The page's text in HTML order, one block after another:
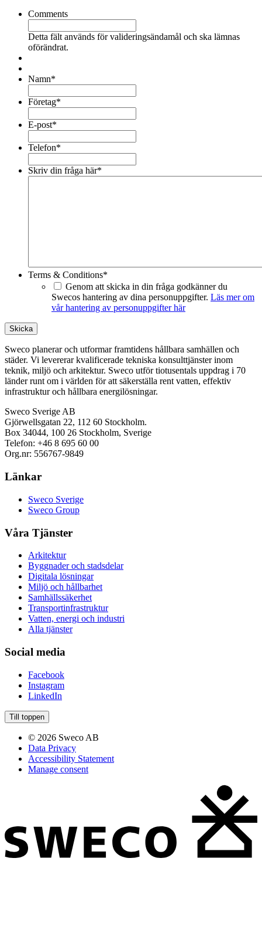
Comments
Detta fält används för valideringsändamål och ska lämnas
oförändrat.
Namn*
Företag*
E-post*
Telefon*
Skriv din fråga här*
Terms & Conditions*
Genom att skicka in din fråga godkänner du
Swecos hantering av dina personuppgifter. Läs mer om
vår hantering av personuppgifter här
Skicka
Sweco planerar och utformar framtidens hållbara samhällen och
städer. Vi levererar kvalificerade tekniska konsulttjänster inom
teknik, miljö och arkitektur. Sweco utför tiotusentals uppdrag i 70
länder runt om i världen för att säkerställa rent vatten, effektiv
infrastruktur och hållbara energilösningar.
Sweco Sverige AB
Gjörwellsgatan 22, 112 60 Stockholm.
Box 34044, 100 26 Stockholm, Sverige
Telefon: +46 8 695 60 00
Org.nr: 556767-9849
Länkar
Sweco Sverige
Sweco Group
Våra Tjänster
Arkitektur
Byggnader och stadsdelar
Digitala lösningar
Miljö och hållbarhet
Samhällssäkerhet
Transportinfrastruktur
Vatten, energi och industri
Alla tjänster
Social media
Facebook
Instagram
LinkedIn
Till toppen
© 2026 Sweco AB
Data Privacy
Accessibility Statement
Manage consent